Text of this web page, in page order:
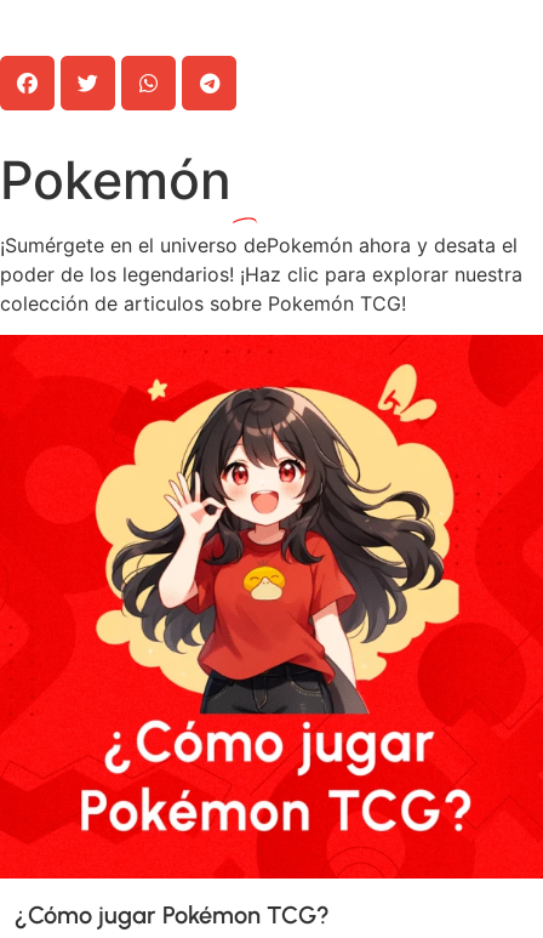
Pokemón
¡Sumérgete en el universo dePokemón ahora y desata el
poder de los legendarios! ¡Haz clic para explorar nuestra
colección de articulos sobre Pokemón TCG!
¿Cómo jugar Pokémon TCG?